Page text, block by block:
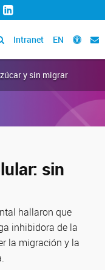
LinkedIn
Intranet EN
y sin migrar
sin
hallaron que
inhibidora de la
la migración y la